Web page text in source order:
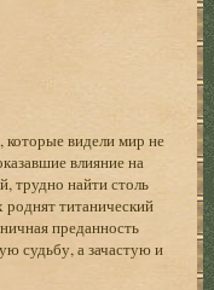
которые видели мир не
влияние на
трудно найти столь
титанический
преданность
судьбу, а зачастую и